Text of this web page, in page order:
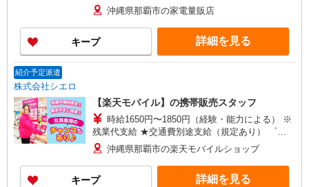
+゜・。○。・゜+゜・。○。・゜+゜ 入社祝い金10
万円支給(規定有) お友達を紹介頂くと, インセンテ
ィブ支給(規定有) ★月2回払い・週払い可能（規程
有）★ ゜・。○。・゜+゜・。○。・゜+゜
沖縄県那覇市の家電量販店
キープ 詳細を見る
紹介予定派遣
株式会社シエロ
【楽天モバイル】の携帯販売スタッフ
時給1650円〜1850円（経験・能力による） ※
残業代支給 ★交通費別途支給（規定あり） ゜
+゜・。○。・゜+゜・。○。・゜+゜ 入社祝い金10
万円支給(規定有) お友達を紹介頂くと, インセンテ
ィブ支給(規定有) ★月2回払い・週払い可能（規程
有）★ ゜・。○。・゜+゜・。○。・゜+゜
沖縄県那覇市の楽天モバイルショップ
キープ 詳細を見る